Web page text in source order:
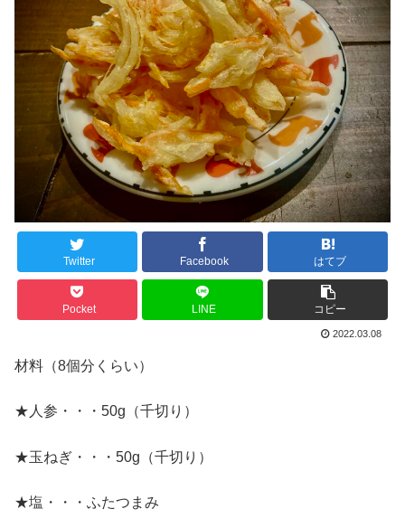
Twitter Facebook はてブ
Pocket LINE コピー
2022.03.08
材料（8個分くらい）
★人参・・・50g（千切り）
★玉ねぎ・・・50g（千切り）
★塩・・・ふたつまみ